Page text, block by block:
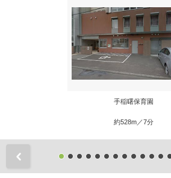
手稲曙保育園
約528m／7分